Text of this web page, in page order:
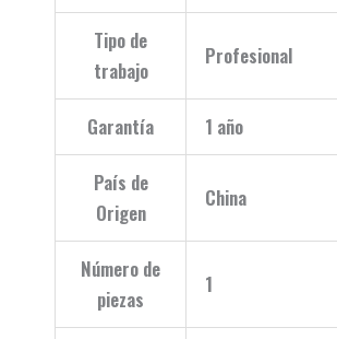
Tipo de
trabajo
Profesional
Garantía 1 año
País de
Origen
China
Número de
piezas
1